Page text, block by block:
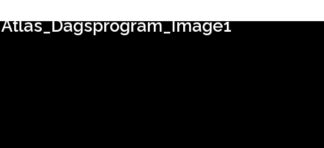
Atlas_Dagsprogram_Image1